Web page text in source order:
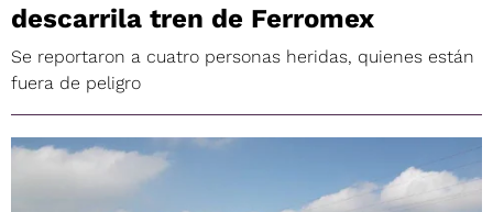
descarrila tren de Ferromex
Se reportaron a cuatro personas heridas, quienes están
fuera de peligro